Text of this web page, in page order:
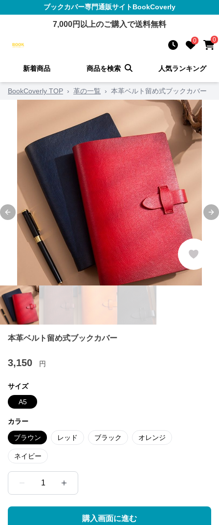
ブックカバー専門通販サイトBookCoverly
7,000円以上のご購入で送料無料
0 0
新着商品 商品を検索 人気ランキング
BookCoverly TOP › 革の一覧 › 本革ベルト留め式ブックカバー
Previous slide
本革ベルト留め式ブックカバー
3,150 円
サイズ
A5
カラー
ブラウン レッド ブラック オレンジ
ネイビー
1
購入画面に進む